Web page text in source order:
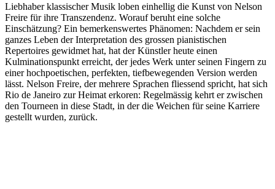
Liebhaber klassischer Musik loben einhellig die Kunst von Nelson
Freire für ihre Transzendenz. Worauf beruht eine solche
Einschätzung? Ein bemerkenswertes Phänomen: Nachdem er sein
ganzes Leben der Interpretation des grossen pianistischen
Repertoires gewidmet hat, hat der Künstler heute einen
Kulminationspunkt erreicht, der jedes Werk unter seinen Fingern zu
einer hochpoetischen, perfekten, tiefbewegenden Version werden
lässt. Nelson Freire, der mehrere Sprachen fliessend spricht, hat sich
Rio de Janeiro zur Heimat erkoren: Regelmässig kehrt er zwischen
den Tourneen in diese Stadt, in der die Weichen für seine Karriere
gestellt wurden, zurück.